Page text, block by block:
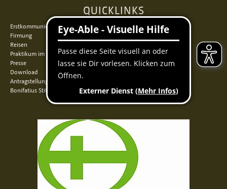
QUICKLINKS
Erstkommunion
Firmung
Reisen
Praktikum im Norden
Presse
Download
Antragstellung
Bonifatius Stiftungszentrum